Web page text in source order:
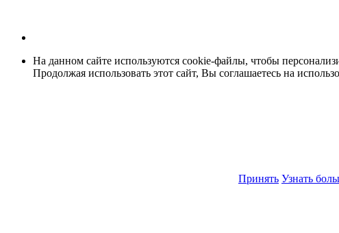
На данном сайте используются cookie-файлы, чтобы
Продолжая использовать этот сайт, Вы соглашаетесь на
Принять Узнать